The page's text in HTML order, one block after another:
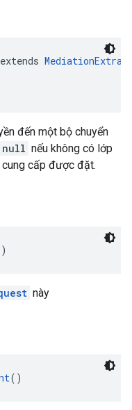
đến một bộ chuyển
null nếu không có lớp
cấp được đặt.
này
()